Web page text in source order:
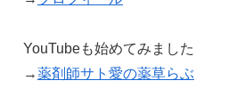
YouTubeも始めてみました
→薬剤師サト愛の薬草らぶ